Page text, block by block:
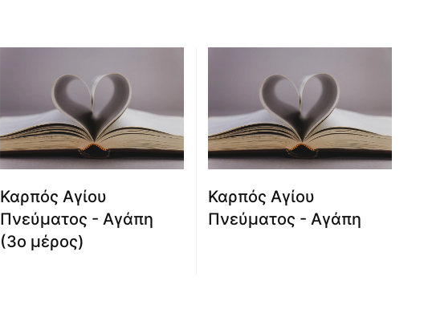
Καρπός Αγίου
Πνεύματος - Αγάπη
(3ο μέρος)
Καρπός Αγίου
Πνεύματος - Αγάπη